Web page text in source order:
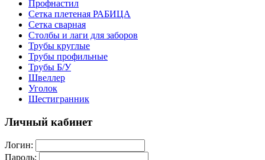
Профнастил
Сетка плетеная РАБИЦА
Сетка сварная
Столбы и лаги для заборов
Трубы круглые
Трубы профильные
Трубы Б/У
Швеллер
Уголок
Шестигранник
Личный кабинет
Логин:
Пароль: